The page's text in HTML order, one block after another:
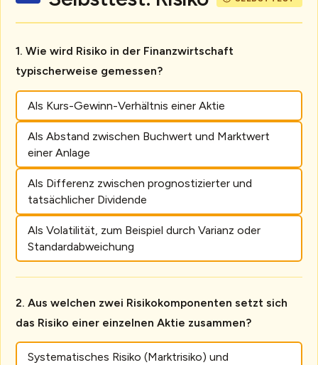
Wie wird Risiko in der Finanzwirtschaft
typischerweise gemessen?
Als Kurs-Gewinn-Verhältnis einer Aktie
Als Abstand zwischen Buchwert und Marktwert
einer Anlage
Als Differenz zwischen prognostizierter und
tatsächlicher Dividende
Als Volatilität, zum Beispiel durch Varianz oder
Standardabweichung
Aus welchen zwei Risikokomponenten setzt sich
das Risiko einer einzelnen Aktie zusammen?
Systematisches Risiko (Marktrisiko) und